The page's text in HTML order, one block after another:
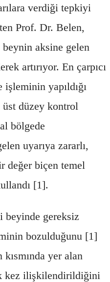
verdiği tepkiyi
Prof. Dr. Belen,
aksine gelen
artırıyor. En çarpıcı
işleminin yapıldığı
düzey kontrol
bölgede
uyarıya zararlı,
değer biçen temel
[1].
gereksiz
bozulduğunu [1]
yer alan
kez ilişkilendirildiğini